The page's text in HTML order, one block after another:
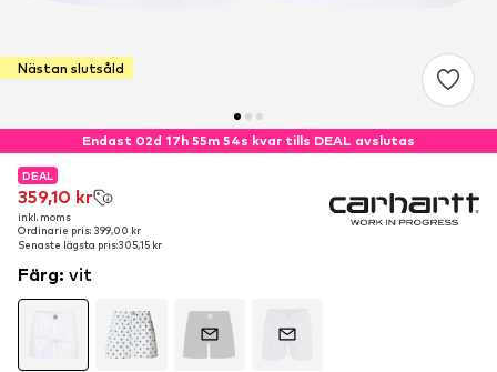
Nästan slutsåld
Endast 02d 17h 55m 54s kvar tills DEAL avslutas
DEAL
359,10 kr
inkl. moms
Ordinarie pris: 399,00 kr
Senaste lägsta pris:305,15 kr
DEAL
359,10 kr
inkl. moms
Ordinarie pris: 399,00 kr
Senaste lägsta pris:305,15 kr
Färg: vit